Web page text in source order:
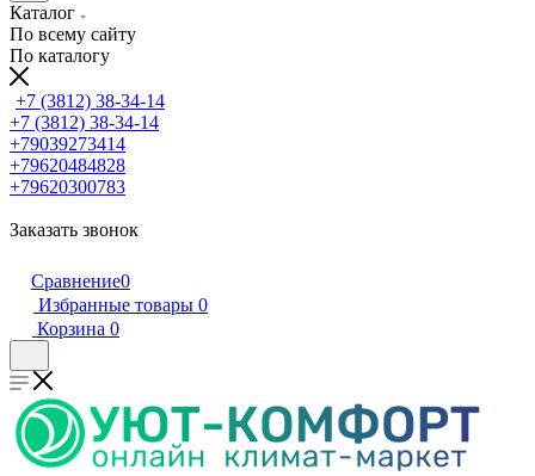
Каталог
По всему сайту
По каталогу
+7 (3812) 38-34-14
+7 (3812) 38-34-14
+79039273414
+79620484828
+79620300783
Заказать звонок
Сравнение0
Избранные товары 0
Корзина 0